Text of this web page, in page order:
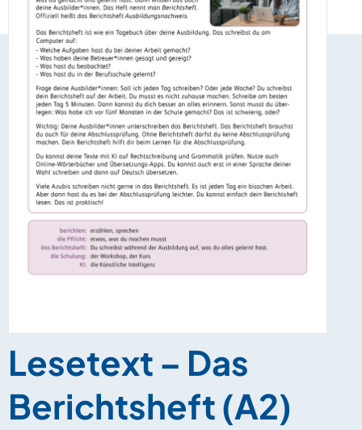
Lesetext – Das
Berichtsheft (A2)